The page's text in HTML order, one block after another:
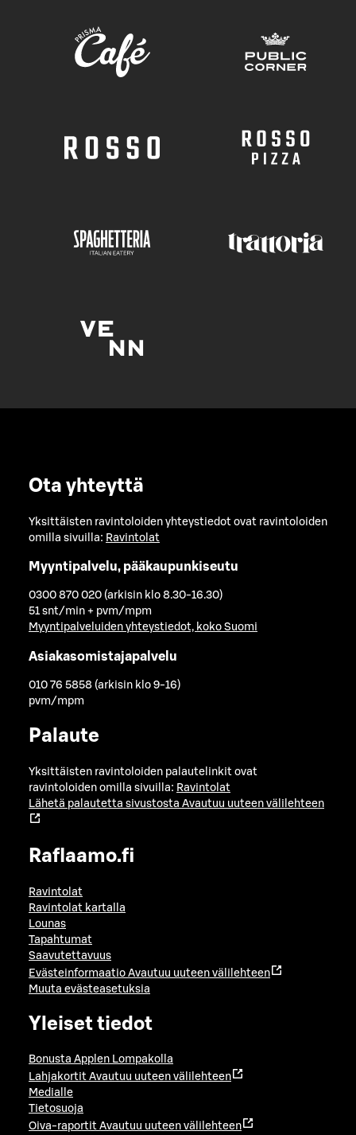
Ota yhteyttä
Yksittäisten ravintoloiden yhteystiedot ovat ravintoloiden
omilla sivuilla: Ravintolat
Myyntipalvelu, pääkaupunkiseutu
0300 870 020 (arkisin klo 8.30-16.30)
51 snt/min + pvm/mpm
Myyntipalveluiden yhteystiedot, koko Suomi
Asiakasomistajapalvelu
010 76 5858 (arkisin klo 9-16)
pvm/mpm
Palaute
Yksittäisten ravintoloiden palautelinkit ovat
ravintoloiden omilla sivuilla: Ravintolat
Lähetä palautetta sivustosta Avautuu uuteen välilehteen
Raflaamo.fi
Ravintolat
Ravintolat kartalla
Lounas
Tapahtumat
Saavutettavuus
Evästeinformaatio Avautuu uuteen välilehteen
Muuta evästeasetuksia
Yleiset tiedot
Bonusta Applen Lompakolla
Lahjakortit Avautuu uuteen välilehteen
Medialle
Tietosuoja
Oiva-raportit Avautuu uuteen välilehteen